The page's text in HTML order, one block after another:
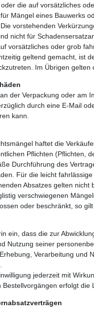
die auf vorsätzliches
Mängel eines Bauwerks
vorstehenden
nicht für
vorsätzliches oder grob
geltend gemacht, ist
Im Übrigen gelten
der Verpackung oder
durch eine E-Mail
kann.
haftet die
Pflichten (Pflichten,
Durchführung des
Für die leicht
Absatzes gelten
verschwiegenen
oder beschränkt, so
ein, dass die zur
Nutzung seiner
Verarbeitung
jederzeit mit
erfolgt die